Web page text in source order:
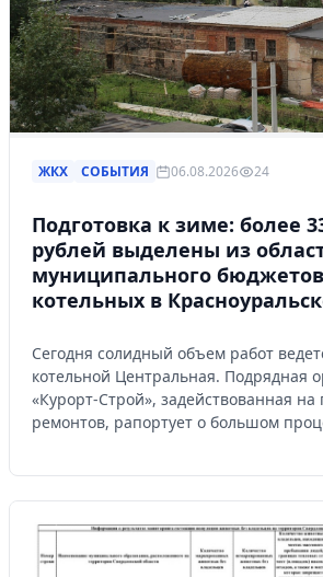
ЖКХ СОБЫТИЯ 06.08.2026 24
Подготовка к зиме: более
рублей выделены из
муниципального
котельных в
Сегодня солидный объем работ
котельной Центральная. Подрядная
«Курорт-Строй», задействованная
ремонтов, рапортует о большом